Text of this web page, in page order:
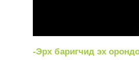
-Эрх баригчид эх